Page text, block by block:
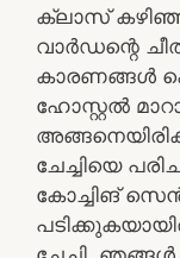
ക്ലാസ്
വാർഡന്റെ
കാരണങ്ങൾ
ഹോസ്റ്റൽ
ചേച്ചിയെ
കോച്ചിങ്